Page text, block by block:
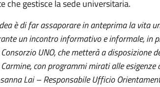
che gestisce la sede universitaria.
è di far assaporare in anteprima la vita
un incontro informativo e informale, in
UNO, che metterà a disposizione
con programmi mirati alle
Lai – Responsabile Ufficio